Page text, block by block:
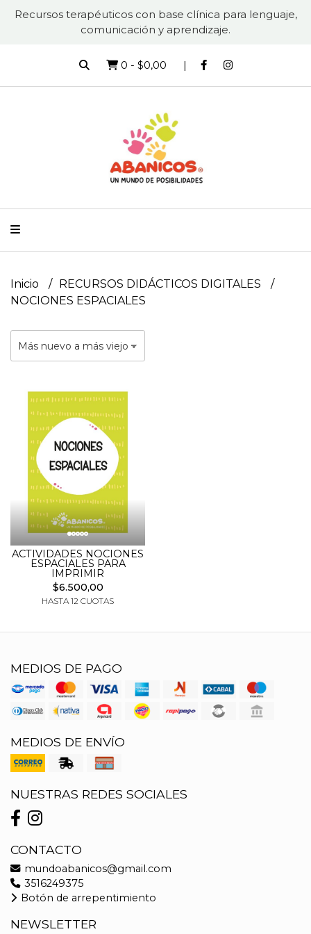
Recursos terapéuticos con base clínica para lenguaje,
comunicación y aprendizaje.
0 - $0,00
Inicio
RECURSOS DIDÁCTICOS DIGITALES
NOCIONES ESPACIALES
ACTIVIDADES NOCIONES
ESPACIALES PARA
IMPRIMIR
$6.500,00
HASTA 12 CUOTAS
MEDIOS DE PAGO
MEDIOS DE ENVÍO
NUESTRAS REDES SOCIALES
CONTACTO
mundoabanicos@gmail.com
3516249375
Botón de arrepentimiento
NEWSLETTER